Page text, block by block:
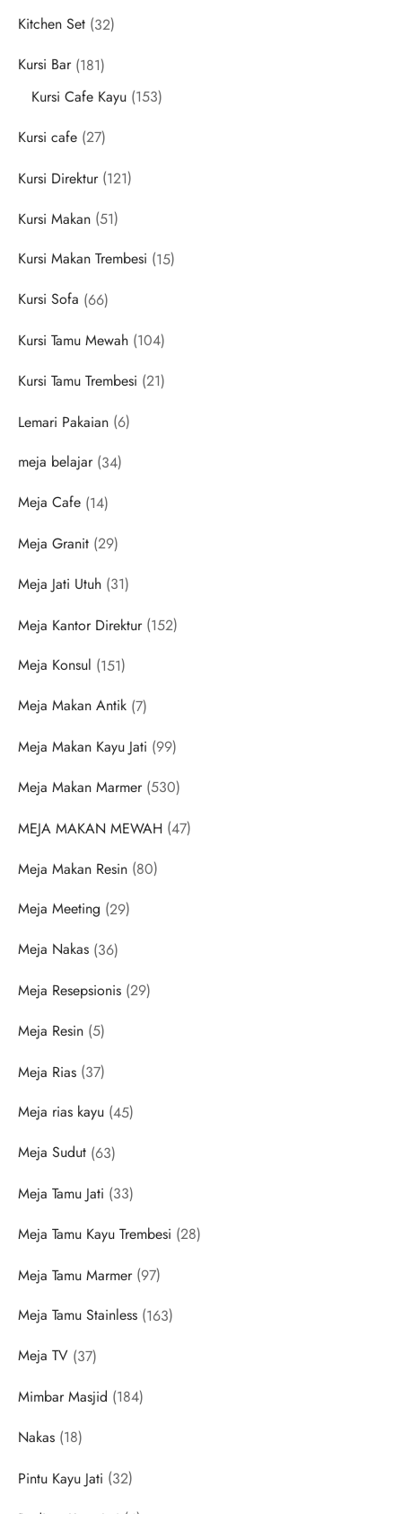
Kitchen Set 3232
Kursi Bar 181181
products
Kursi Cafe Kayu 153153
Kursi cafe 2727
Kursi Direktur 121121
Kursi Makan 5151
Kursi Makan Trembesi 1515
Kursi Sofa 6666
Kursi Tamu Mewah 104104
Kursi Tamu Trembesi 2121
Lemari Pakaian 66
meja belajar 3434
Meja Cafe 1414
Meja Granit 2929
Meja Jati Utuh 3131
Meja Kantor Direktur 152152
Meja Konsul 151151
Meja Makan Antik 77
Meja Makan Kayu Jati 9999
Meja Makan Marmer 530530
MEJA MAKAN MEWAH 4747
Meja Makan Resin 8080
Meja Meeting 2929
Meja Nakas 3636
Meja Resepsionis 2929
Meja Resin 55
Meja Rias 3737
Meja rias kayu 4545
Meja Sudut 6363
Meja Tamu Jati 3333
Meja Tamu Kayu Trembesi 2828
Meja Tamu Marmer 9797
Meja Tamu Stainless 163163
Meja TV 3737
Mimbar Masjid 184184
Nakas 1818
Pintu Kayu Jati 3232